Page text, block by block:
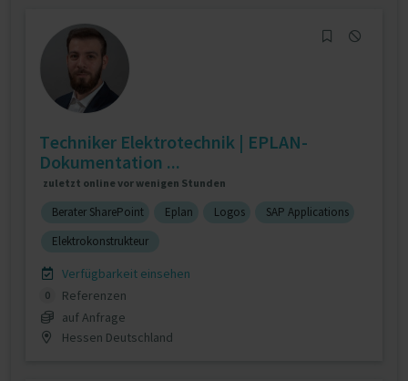
Techniker Elektrotechnik | EPLAN-
Dokumentation ...
zuletzt online vor wenigen Stunden
Berater SharePoint Eplan Logos
SAP Applications
Elektrokonstrukteur
Verfügbarkeit einsehen
0
Referenzen
auf Anfrage
Hessen Deutschland